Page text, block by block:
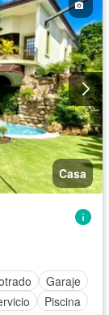
Casa
Garaje
Piscina